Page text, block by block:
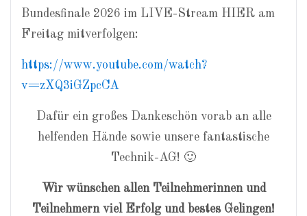
Bundesfinale 2026 im LIVE-Stream HIER am
Freitag mitverfolgen:
https://www.youtube.com/watch?
v=zXQ3iGZpcCA
Dafür ein großes Dankeschön vorab an alle
helfenden Hände sowie unsere fantastische
Technik-AG! 🙂
Wir wünschen allen Teilnehmerinnen und
Teilnehmern viel Erfolg und bestes Gelingen!